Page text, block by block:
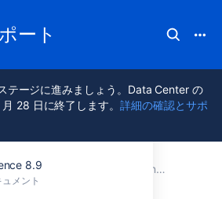
ート
テージに進みましょう。Data Center の
28 日に終了します。詳細の確認とサポ
8.9
メント
ポート 関連ドキュメント
Confluence 管理者ガイド